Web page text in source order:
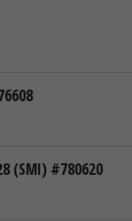
(SMI) #780620